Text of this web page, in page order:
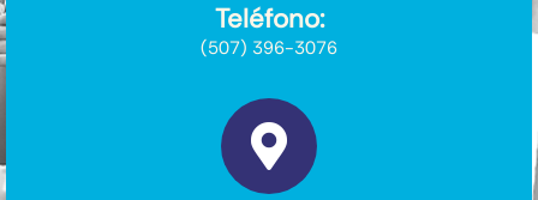
Teléfono:
(507) 396-3076